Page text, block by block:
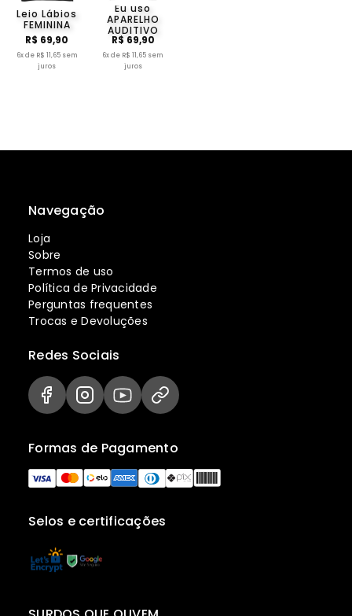
Leio Lábios
FEMININA
R$ 69,90
6x de R$ 11,65 sem
juros
Eu uso
APARELHO
AUDITIVO
R$ 69,90
6x de R$ 11,65 sem
juros
Navegação
Loja
Sobre
Termos de uso
Política de Privacidade
Perguntas frequentes
Trocas e Devoluções
Selos e certificações
Formas de Pagamento
Redes Sociais